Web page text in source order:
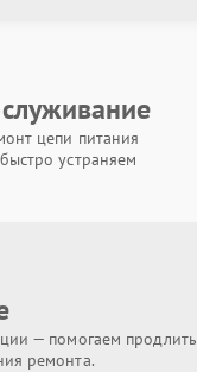
цепи питания
устраняем
— помогаем продлить
ремонта.